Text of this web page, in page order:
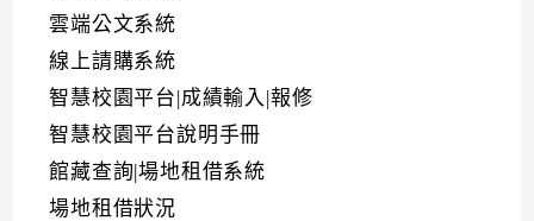
雲端公文系統
線上請購系統
智慧校園平台|成績輸入|報修
智慧校園平台說明手冊
館藏查詢|場地租借系統
場地租借狀況